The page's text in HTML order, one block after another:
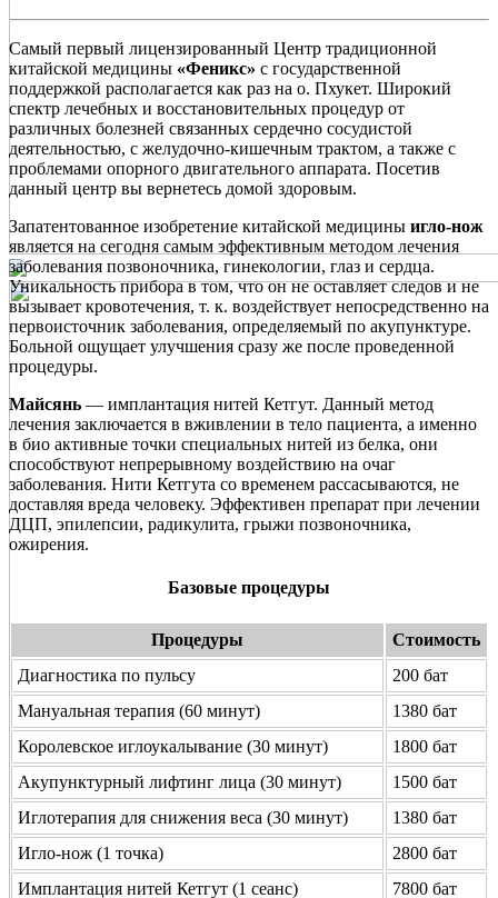
Самый первый лицензированный Центр традиционной
китайской медицины «Феникс» с государственной
поддержкой располагается как раз на о. Пхукет. Широкий
спектр лечебных и восстановительных процедур от
различных болезней связанных сердечно сосудистой
деятельностью, с желудочно-кишечным трактом, а также с
проблемами опорного двигательного аппарата. Посетив
данный центр вы вернетесь домой здоровым.
Запатентованное изобретение китайской медицины игло-нож
является на сегодня самым эффективным методом лечения
заболевания позвоночника, гинекологии, глаз и сердца.
Уникальность прибора в том, что он не оставляет следов и не
вызывает кровотечения, т. к. воздействует непосредственно на
первоисточник заболевания, определяемый по акупунктуре.
Больной ощущает улучшения сразу же после проведенной
процедуры.
Майсянь — имплантация нитей Кетгут. Данный метод
лечения заключается в вживлении в тело пациента, а именно
в био активные точки специальных нитей из белка, они
способствуют непрерывному воздействию на очаг
заболевания. Нити Кетгута со временем рассасываются, не
доставляя вреда человеку. Эффективен препарат при лечении
ДЦП, эпилепсии, радикулита, грыжи позвоночника,
ожирения.
Базовые процедуры
Процедуры
Стоимость
Диагностика по пульсу
200 бат
Мануальная терапия (60 минут)
1380 бат
Королевское иглоукалывание (30 минут)
1800 бат
Акупунктурный лифтинг лица (30 минут)
1500 бат
Иглотерапия для снижения веса (30 минут)
1380 бат
Игло-нож (1 точка)
2800 бат
Имплантация нитей Кетгут (1 сеанс)
7800 бат